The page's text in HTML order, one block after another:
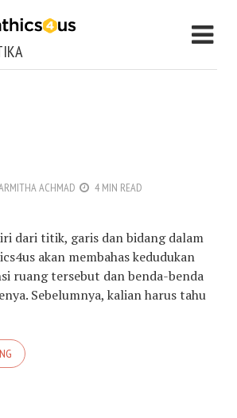
ACHMAD
4 MIN READ
dari titik, garis dan bidang dalam
akan membahas kedudukan
ruang tersebut dan benda-benda
Sebelumnya, kalian harus tahu